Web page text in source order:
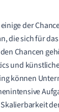
der
die sich für
Chancen
und
können